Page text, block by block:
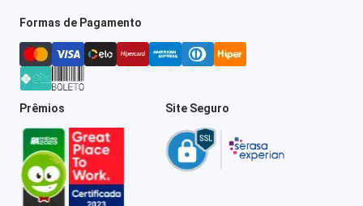
Formas de Pagamento
Prêmios Site Seguro